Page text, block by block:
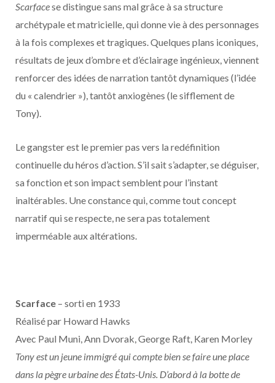
Scarfacese distingue sans mal grâce à sa structure
archétypale et matricielle, qui donne vie à des personnages
à la fois complexes et tragiques. Quelques plans iconiques,
résultats de jeux d’ombre et d’éclairage ingénieux, viennent
renforcer des idées de narration tantôt dynamiques (l’idée
du « calendrier »), tantôt anxiogènes (le sifflement de
Tony).
Le gangster est le premier pas vers la redéfinition
continuelle du héros d’action. S’il sait s’adapter, se déguiser,
sa fonction et son impact semblent pour l’instant
inaltérables. Une constance qui, comme tout concept
narratif qui se respecte, ne sera pas totalement
imperméable aux altérations.
Scarface – sorti en 1933
Réalisé par Howard Hawks
Avec Paul Muni, Ann Dvorak, George Raft, Karen Morley
Tony est un jeune immigré qui compte bien se faire une place
dans la pègre urbaine des États-Unis. D’abord à la botte de